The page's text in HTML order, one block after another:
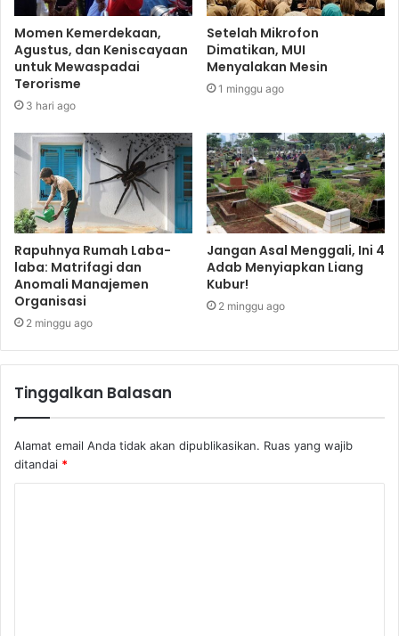
Momen Kemerdekaan,
Agustus, dan Keniscayaan
untuk Mewaspadai
Terorisme
3 hari ago
Setelah Mikrofon
Dimatikan, MUI
Menyalakan Mesin
1 minggu ago
Rapuhnya Rumah Laba-
laba: Matrifagi dan
Anomali Manajemen
Organisasi
2 minggu ago
Jangan Asal Menggali, Ini 4
Adab Menyiapkan Liang
Kubur!
2 minggu ago
Tinggalkan Balasan
Alamat email Anda tidak akan dipublikasikan. Ruas yang wajib
ditandai *